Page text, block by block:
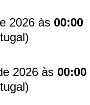
2026 às 00:00
2026 às 00:00